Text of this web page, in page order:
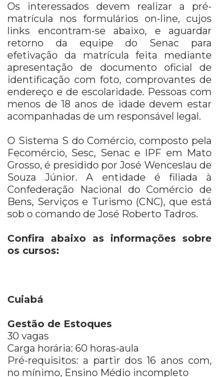
Os interessados devem realizar a pré-
matrícula nos formulários on-line, cujos
links encontram-se abaixo, e aguardar
retorno da equipe do Senac para
efetivação da matrícula feita mediante
apresentação de documento oficial de
identificação com foto, comprovantes de
endereço e de escolaridade. Pessoas com
menos de 18 anos de idade devem estar
acompanhadas de um responsável legal.
O Sistema S do Comércio, composto pela
Fecomércio, Sesc, Senac e IPF em Mato
Grosso, é presidido por José Wenceslau de
Souza Júnior. A entidade é filiada à
Confederação Nacional do Comércio de
Bens, Serviços e Turismo (CNC), que está
sob o comando de José Roberto Tadros.
Confira abaixo as informações sobre
os cursos:
Cuiabá
Gestão de Estoques
30 vagas
Carga horária: 60 horas-aula
Pré-requisitos: a partir dos 16 anos com,
no mínimo, Ensino Médio incompleto